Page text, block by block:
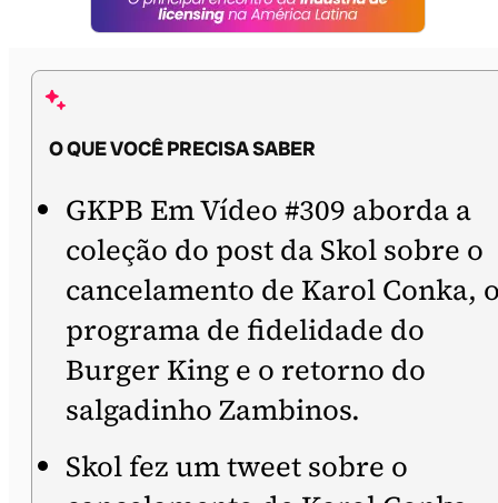
O QUE VOCÊ PRECISA SABER
GKPB Em Vídeo #309 aborda a
coleção do post da Skol sobre o
cancelamento de Karol Conka,
programa de fidelidade do
Burger King e o retorno do
salgadinho Zambinos.
Skol fez um tweet sobre o